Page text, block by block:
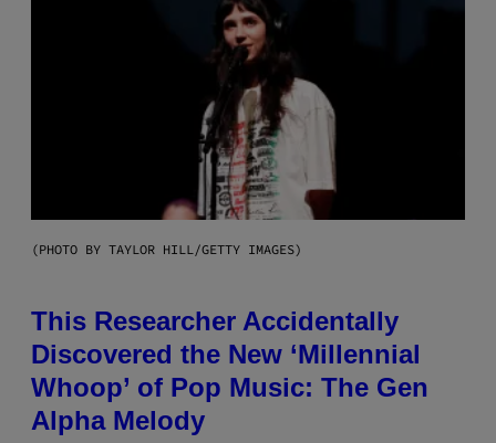
(PHOTO BY TAYLOR HILL/GETTY IMAGES)
This Researcher Accidentally
Discovered the New ‘Millennial
Whoop’ of Pop Music: The Gen
Alpha Melody